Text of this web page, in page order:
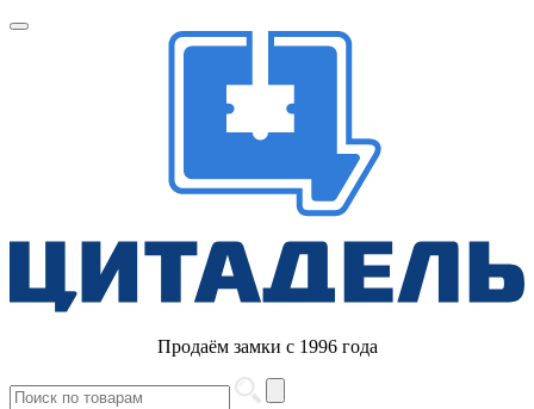
Продаём замки с 1996 года